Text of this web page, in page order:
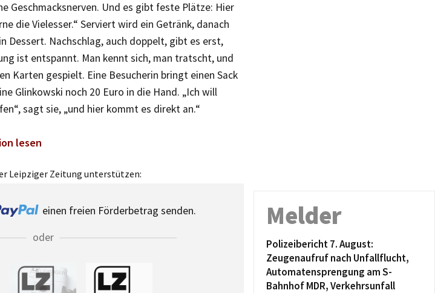
Geschmacksnerven. Und es gibt feste Plätze: Hier
die Vielesser.“ Serviert wird ein Getränk, danach
Dessert. Nachschlag, auch doppelt, gibt es erst,
ist entspannt. Man kennt sich, man tratscht, und
Karten gespielt. Eine Besucherin bringt einen Sack
Glinkowski noch 20 Euro in die Hand. „Ich will
sagt sie, „und hier kommt es direkt an.“
lesen
Leipziger Zeitung unterstützen:
einen freien Förderbetrag senden.
oder
Melder
Polizeibericht 7. August:
Zeugenaufruf nach Unfallflucht,
Automatensprengung am S-
Bahnhof MDR, Verkehrsunfall